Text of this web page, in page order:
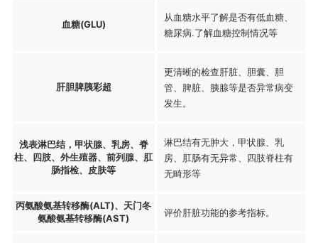
血糖(GLU)
从血糖水平了解是否有低血糖、
糖尿病.了解血糖控制情况等
肝胆脾胰彩超
更清晰的检查肝脏、胆囊、胆
管、脾脏、胰腺等是否异常病变
发生。
浅表淋巴结，甲状腺、乳房、脊
柱、四肢、外生殖器、前列腺、肛
肠指检、皮肤等
淋巴结有无肿大，甲状腺、乳
房、肛肠有无异常、四肢脊柱有
无畸形等
丙氨酸氨基转移酶(ALT)、天门冬
氨酸氨基转移酶(AST)
评价肝脏功能的参考指标。